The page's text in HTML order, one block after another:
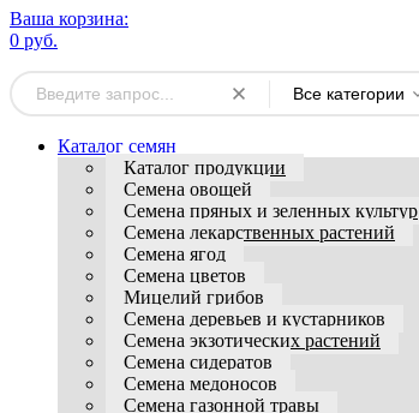
Ваша корзина:
0 руб.
Все категории
Каталог семян
Каталог продукции
Семена овощей
Семена пряных и зеленных культур
Семена лекарственных растений
Семена ягод
Семена цветов
Мицелий грибов
Семена деревьев и кустарников
Семена экзотических растений
Семена сидератов
Семена медоносов
Семена газонной травы